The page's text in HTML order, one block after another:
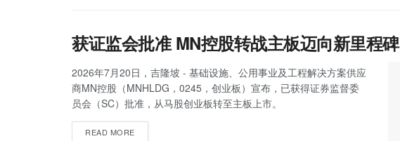
获证监会批准 MN控股转战主板迈向新里程碑
2026年7月20日，吉隆坡 - 基础设施、公用事业及工程解决方案供应
商MN控股（MNHLDG，0245，创业板）宣布，已获得证券监督委
员会（SC）批准，从马股创业板转至主板上市。
READ MORE